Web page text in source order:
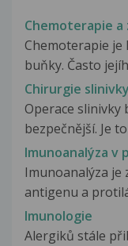
Chemoterapie
Chemoterapie
buňky. Často
Chirurgie slinivky
Operace slinivky
bezpečnější. Je
Imunoanalýza v
Imunoanalýza je
antigenu a
Imunologie
Alergiků stále